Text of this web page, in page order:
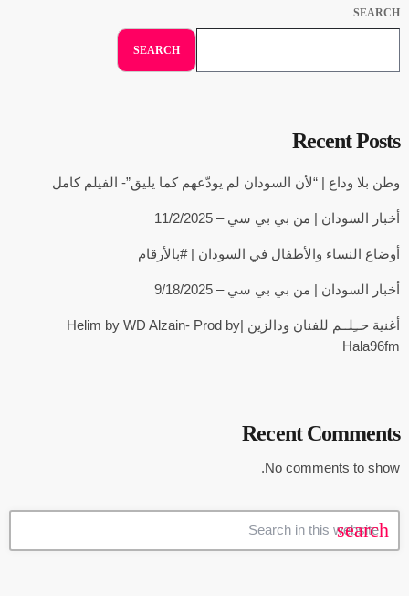
SEARCH
SEARCH
Recent Posts
وطن بلا وداع | “لأن السودان لم يودّعهم كما يليق”- الفيلم كامل
أخبار السودان | من بي بي سي – 11/2/2025
أوضاع النساء والأطفال في السودان | #بالأرقام
أخبار السودان | من بي بي سي – 9/18/2025
أغنية حــِلــم للفنان ودالزين |Helim by WD Alzain- Prod by
Hala96fm
Recent Comments
No comments to show.
search